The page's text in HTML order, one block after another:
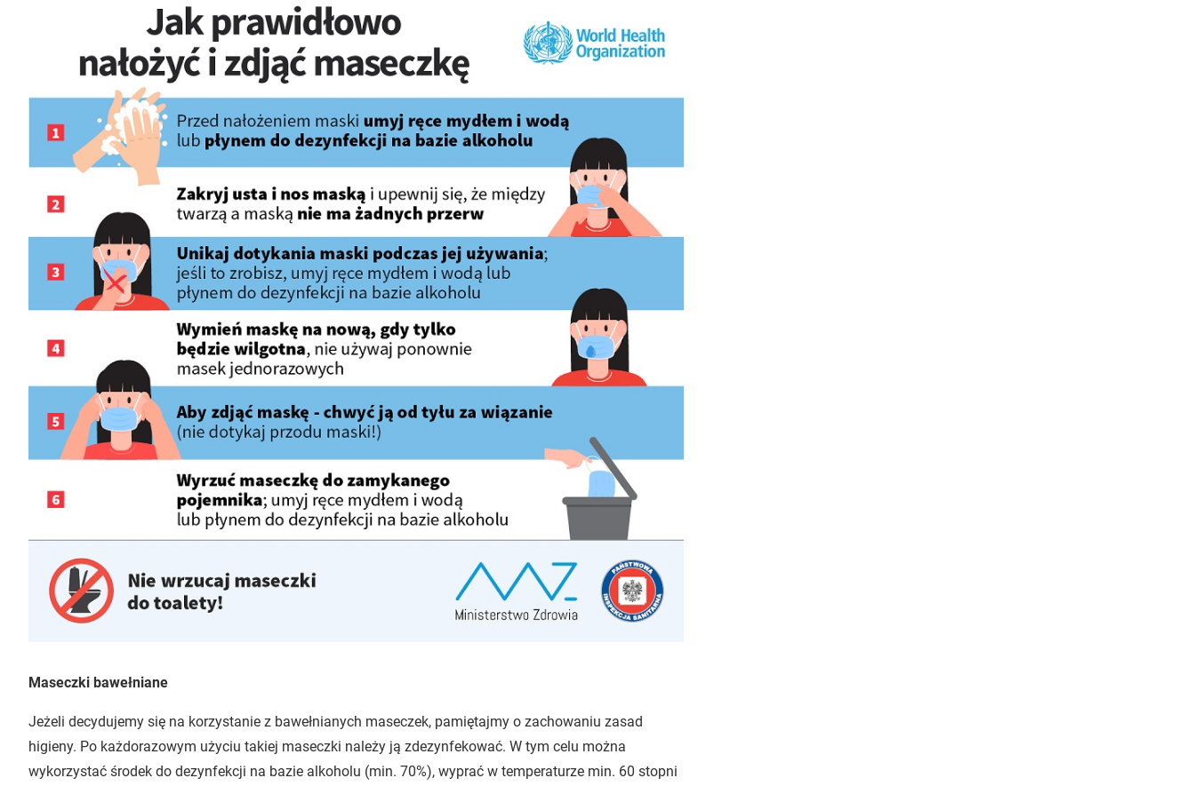
Maseczki bawełniane
Jeżeli decydujemy się na korzystanie z bawełnianych maseczek, pamiętajmy o zachowaniu zasad
higieny. Po każdorazowym użyciu takiej maseczki należy ją zdezynfekować. W tym celu można
wykorzystać środek do dezynfekcji na bazie alkoholu (min. 70%), wyprać w temperaturze min. 60 stopni